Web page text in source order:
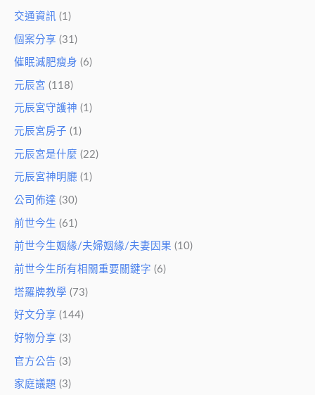
交通資訊 (1)
個案分享 (31)
催眠減肥瘦身 (6)
元辰宮 (118)
元辰宮守護神 (1)
元辰宮房子 (1)
元辰宮是什麼 (22)
元辰宮神明廳 (1)
公司佈達 (30)
前世今生 (61)
前世今生姻緣/夫婦姻緣/夫妻因果 (10)
前世今生所有相關重要關鍵字 (6)
塔羅牌教學 (73)
好文分享 (144)
好物分享 (3)
官方公告 (3)
家庭議題 (3)